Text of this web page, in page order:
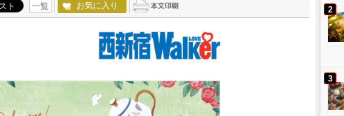
一覧 お気に入り 2
3